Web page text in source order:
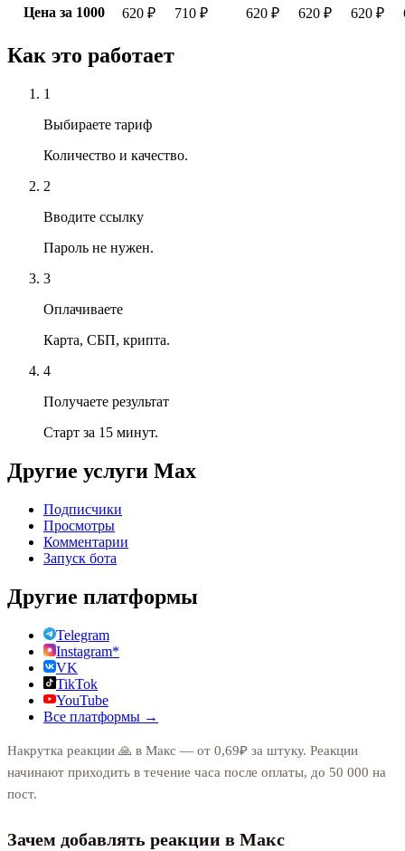
Цена за 1000
620 ₽ 710 ₽ 620 ₽ 620 ₽ 620 ₽
Как это работает
1
Выбираете тариф
Количество и качество.
2
Вводите ссылку
Пароль не нужен.
3
Оплачиваете
Карта, СБП, крипта.
4
Получаете результат
Старт за 15 минут.
Другие услуги Max
Подписчики
Просмотры
Комментарии
Запуск бота
Другие платформы
Telegram
Instagram*
VK
TikTok
YouTube
Все платформы →
Накрутка реакции 🙏 в Макс — от 0,69₽ за штуку. Реакции
начинают приходить в течение часа после оплаты, до 50 000 на
пост.
Зачем добавлять реакции в Макс